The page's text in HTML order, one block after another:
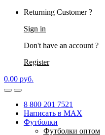
Returning Customer ?
Sign in
Don't have an account ?
Register
0.00 руб.
8 800 201 7521
Написать в MAX
Футболки
Футболки оптом